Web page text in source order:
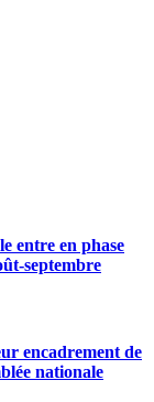
entre en phase
septembre
encadrement de
nationale